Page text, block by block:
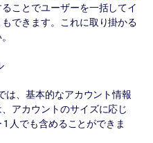
ことでユーザーを一括してイ
できます。これに取り掛かる
は、基本的なアカウント情報
アカウントのサイズに応じ
人でも含めることができま